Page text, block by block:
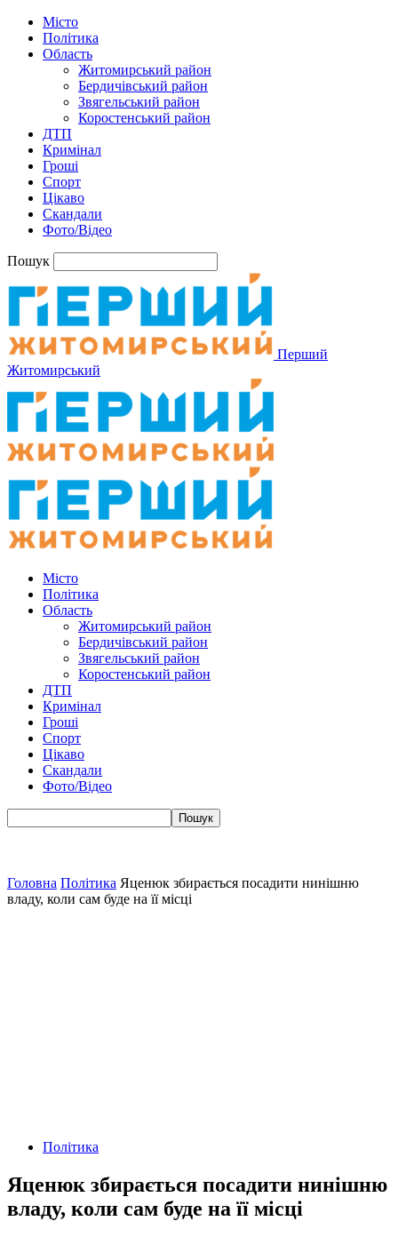
Місто
Політика
Область
Житомирський район
Бердичівський район
Звягельський район
Коростенський район
ДТП
Кримінал
Гроші
Спорт
Цікаво
Скандали
Фото/Відео
Пошук
Перший
Житомирський
Місто
Політика
Область
Житомирський район
Бердичівський район
Звягельський район
Коростенський район
ДТП
Кримінал
Гроші
Спорт
Цікаво
Скандали
Фото/Відео
Головна Політика Яценюк збирається посадити нинішню
владу, коли сам буде на її місці
Політика
Яценюк збирається посадити нинішню
владу, коли сам буде на її місці